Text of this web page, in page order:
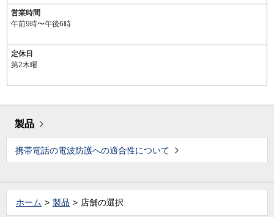
営業時間
午前9時〜午後6時
定休日
第2木曜
製品
携帯電話の電波防護への適合性について
ホーム 製品 店舗の選択